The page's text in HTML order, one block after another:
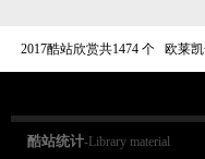
2017酷站欣赏共1474 个 欧莱
酷站统计-Library material